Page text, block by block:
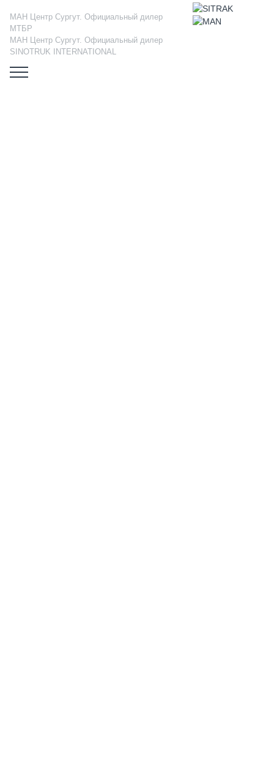
МАН Центр Сургут. Официальный дилер
МТБР
МАН Центр Сургут. Официальный дилер
SINOTRUK INTERNATIONAL